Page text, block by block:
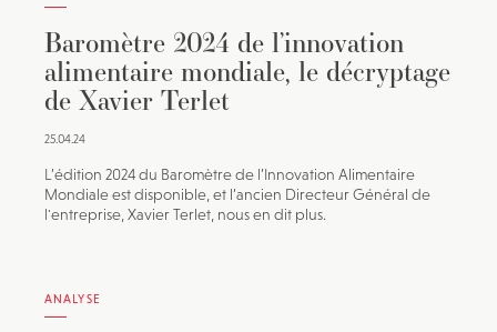
Baromètre 2024 de l’innovation
alimentaire mondiale, le décryptage
de Xavier Terlet
25.04.24
L’édition 2024 du Baromètre de l’Innovation Alimentaire
Mondiale est disponible, et l’ancien Directeur Général de
l'entreprise, Xavier Terlet, nous en dit plus.
ANALYSE